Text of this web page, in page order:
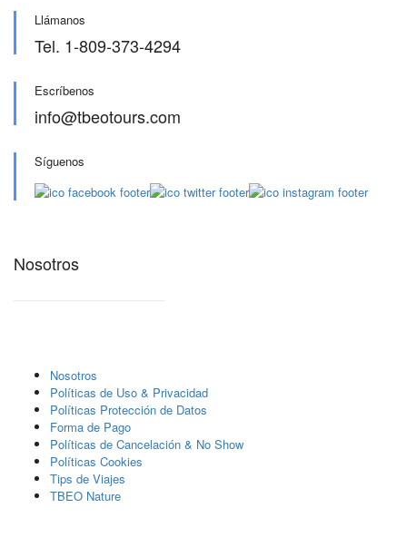
Llámanos
Tel. 1-809-373-4294
Escríbenos
info@tbeotours.com
Síguenos
Nosotros
Nosotros
Polí­ticas de Uso & Privacidad
Polí­ticas Protección de Datos
Forma de Pago
Políticas de Cancelación & No Show
Políticas Cookies
Tips de Viajes
TBEO Nature